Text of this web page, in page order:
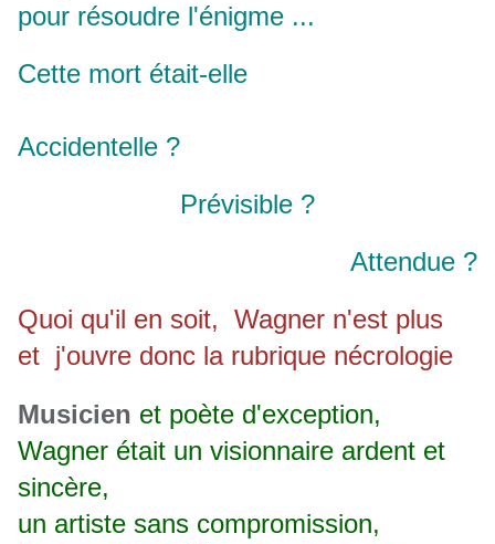
pour résoudre l'énigme ...
Cette mort était-elle
Accidentelle ?
Prévisible ?
Attendue ?
Quoi qu'il en soit, Wagner n'est plus
et j'ouvre donc la rubrique nécrologie
Musicien et poète d'exception,
Wagner était un visionnaire ardent et
sincère,
un artiste sans compromission,